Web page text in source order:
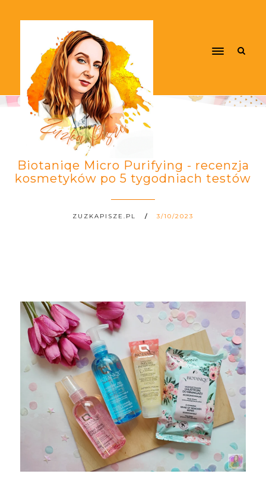
Biotaniqe Micro Purifying - recenzja
kosmetyków po 5 tygodniach testów
ZUZKAPISZE.PL 3/10/2023